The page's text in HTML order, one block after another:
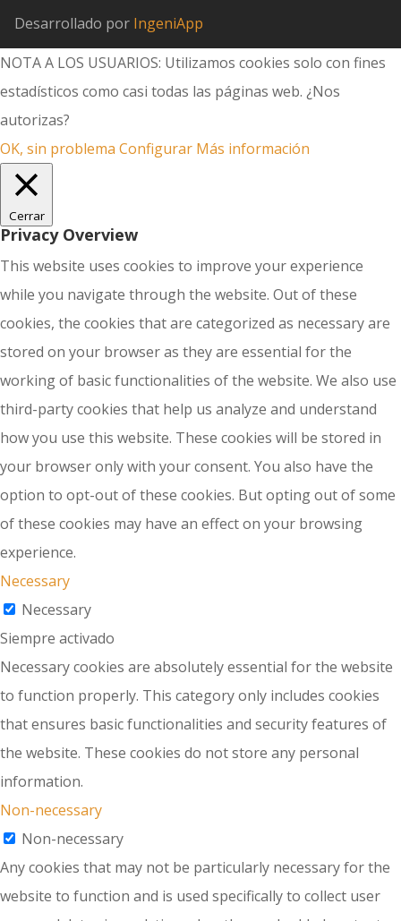
Desarrollado por IngeniApp
NOTA A LOS USUARIOS: Utilizamos cookies solo con fines
estadísticos como casi todas las páginas web. ¿Nos
autorizas?
OK, sin problema Configurar Más información
Cerrar
Privacy Overview
This website uses cookies to improve your experience
while you navigate through the website. Out of these
cookies, the cookies that are categorized as necessary are
stored on your browser as they are essential for the
working of basic functionalities of the website. We also use
third-party cookies that help us analyze and understand
how you use this website. These cookies will be stored in
your browser only with your consent. You also have the
option to opt-out of these cookies. But opting out of some
of these cookies may have an effect on your browsing
experience.
Necessary
Necessary
Siempre activado
Necessary cookies are absolutely essential for the website
to function properly. This category only includes cookies
that ensures basic functionalities and security features of
the website. These cookies do not store any personal
information.
Non-necessary
Non-necessary
Any cookies that may not be particularly necessary for the
website to function and is used specifically to collect user